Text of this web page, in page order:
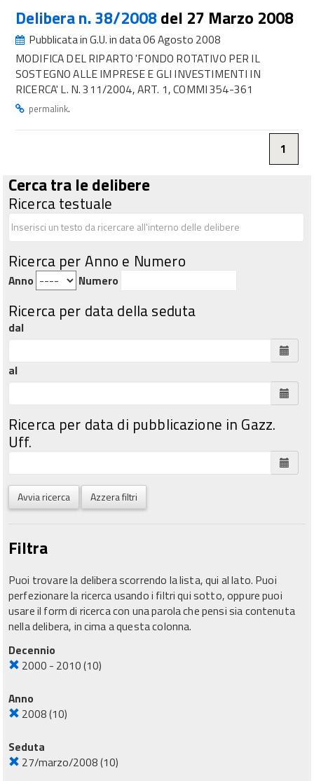
Delibera n. 38/2008del 27 Marzo 2008
Pubblicata in G.U. in data 06 Agosto 2008
MODIFICA DEL RIPARTO 'FONDO ROTATIVO PER IL
SOSTEGNO ALLE IMPRESE E GLI INVESTIMENTI IN
RICERCA' L. N. 311/2004, ART. 1, COMMI 354-361
permalink.
1
Cerca tra le delibere
Ricerca testuale
Ricerca per Anno e Numero
Anno Numero
Ricerca per data della seduta
dal
al
Ricerca per data di pubblicazione in Gazz.
Uff.
Avvia ricerca Azzera filtri
Filtra
Puoi trovare la delibera scorrendo la lista, qui al lato. Puoi
perfezionare la ricerca usando i filtri qui sotto, oppure puoi
usare il form di ricerca con una parola che pensi sia contenuta
nella delibera, in cima a questa colonna.
Decennio
2000 - 2010(10)
Anno
2008(10)
Seduta
27/marzo/2008(10)